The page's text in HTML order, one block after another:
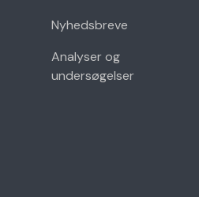
Nyhedsbreve
Analyser og
undersøgelser